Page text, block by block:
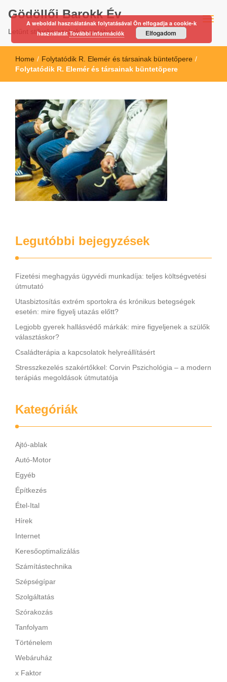
Gödöllői Barokk Év
Letűnt stíluskorszakok nyomában…
Home / Folytatódik R. Elemér és társainak büntetőpere /
Folytatódik R. Elemér és társainak büntetõpere
Legutóbbi bejegyzések
Fizetési meghagyás ügyvédi munkadíja: teljes költségvetési
útmutató
Utasbiztosítás extrém sportokra és krónikus betegségek
esetén: mire figyelj utazás előtt?
Legjobb gyerek hallásvédő márkák: mire figyeljenek a szülők
választáskor?
Családterápia a kapcsolatok helyreállításért
Stresszkezelés szakértőkkel: Corvin Pszichológia – a modern
terápiás megoldások útmutatója
Kategóriák
Ajtó-ablak
Autó-Motor
Egyéb
Építkezés
Étel-Ital
Hírek
Internet
Keresőoptimalizálás
Számítástechnika
Szépségípar
Szolgáltatás
Szórakozás
Tanfolyam
Történelem
Webáruház
x Faktor
A weboldal használatának folytatásával Ön elfogadja a cookie-k
használatátTovábbi információk Elfogadom